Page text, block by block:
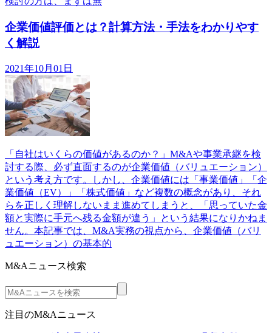
企業価値評価とは？計算方法・手法をわかりやす
く解説
2021年10月01日
「自社はいくらの価値があるのか？」M&Aや事業承継を検
討する際、必ず直面するのが企業価値（バリュエーション）
という考え方です。しかし、企業価値には「事業価値」「企
業価値（EV）」「株式価値」など複数の概念があり、それ
らを正しく理解しないまま進めてしまうと、「思っていた金
額と実際に手元へ残る金額が違う」という結果になりかねま
せん。本記事では、M&A実務の視点から、企業価値（バリ
ュエーション）の基本的
M&Aニュース検索
注目のM&Aニュース